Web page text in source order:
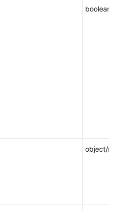
boolean/
object/